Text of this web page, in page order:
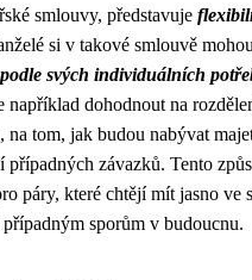
smlouvy, představuje
si v takové smlouvě
podle svých individuálních
například dohodnout na
na tom, jak budou nabývat
případných závazků. Tento
páry, které chtějí mít jasno ve
sporům v budoucnu.